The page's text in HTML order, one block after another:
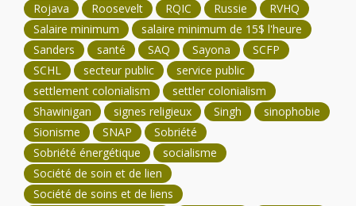
Rojava
Roosevelt RQIC Russie
RVHQ
Salaire minimum
salaire minimum de 15$ l'heure
Sanders
santé SAQ Sayona
SCFP
SCHL
secteur public
service public
settlement colonialism
settler colonialism
Shawinigan
signes religieux Singh
sinophobie
Sionisme
SNAP
Sobriété
Sobriété énergétique
socialisme
Société de soin et de lien
Société de soins et de liens